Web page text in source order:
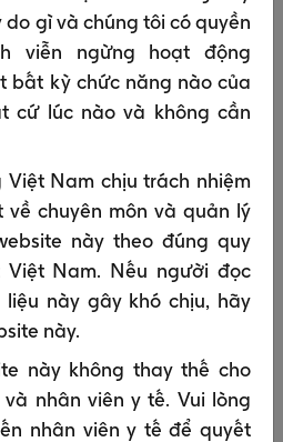
vụ cho bạn thông qua thiết
bạn và các ứng dụng di
phép thu thập và sử
của bạn?
thập và sử dụng dữ liệu cá
thực hiện một trong những
ví dụ:
theo dõi và báo cáo điều
hồ sơ, bao gồm những nghĩa
các biến cố bất lợi, khiếu
và an toàn sản phẩm; và
gì và chúng tôi có quyền
viễn ngừng hoạt động
bất kỳ chức năng nào của
cứ lúc nào và không cần
Việt Nam chịu trách nhiệm
chuyên môn và quản lý
này theo đúng quy
Nam. Nếu người đọc
này gây khó chịu, hãy
này.
này không thay thế cho
nhân viên y tế. Vui lòng
nhân viên y tế để quyết